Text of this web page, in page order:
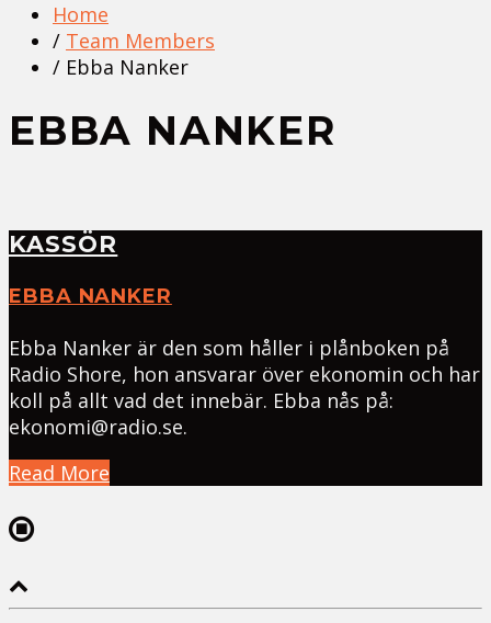
Home
/ Team Members
/ Ebba Nanker
EBBA NANKER
KASSÖR
EBBA NANKER
Ebba Nanker är den som håller i plånboken på
Radio Shore, hon ansvarar över ekonomin och har
koll på allt vad det innebär. Ebba nås på:
ekonomi@radio.se.
Read More